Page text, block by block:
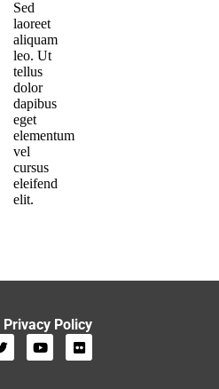
Sed
laoreet
aliquam
leo. Ut
tellus
dolor
dapibus
eget
elementum
vel
cursus
eleifend
elit.
Privacy Policy